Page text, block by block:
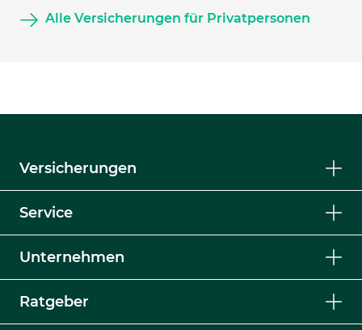
Alle Versicherungen für Privatpersonen
Versicherungen
Service
Unternehmen
Ratgeber